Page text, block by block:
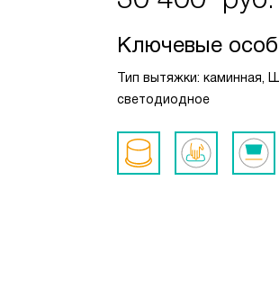
Ключевые
Тип вытяжки: каминная,
светодиодное